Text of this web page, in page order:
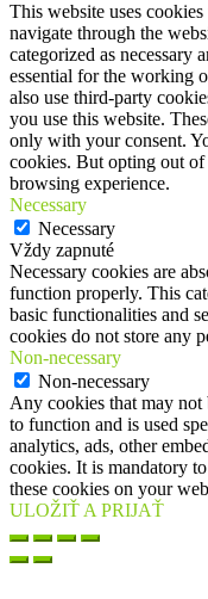
This website uses
navigate through the
categorized as necessary
essential for the working
also use third-party
you use this website.
only with your consent.
cookies. But opting out
browsing experience.
Necessary
Necessary
Vždy zapnuté
Necessary cookies are
function properly. This
basic functionalities and
cookies do not store any
Non-necessary
Non-necessary
Any cookies that may not
to function and is used
analytics, ads, other
cookies. It is mandatory
these cookies on your
ULOŽIŤ A PRIJAŤ